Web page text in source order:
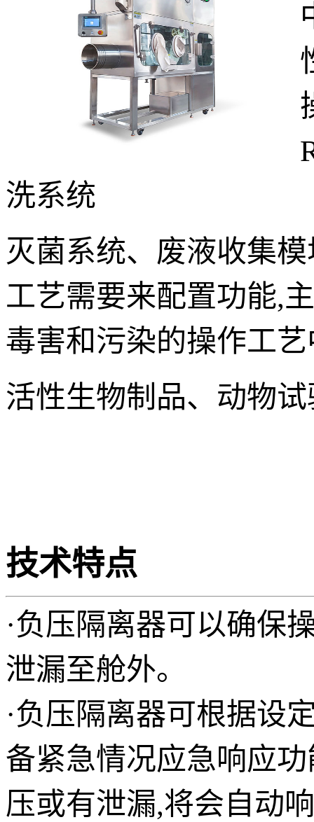
洗系统
灭菌系统、废液收集
工艺需要来配置功能,
毒害和污染的操作工
活性生物制品、动物
技术特点
·负压隔离器可以确保
泄漏至舱外。
·负压隔离器可根据设
备紧急情况应急响应
压或有泄漏,将会自动